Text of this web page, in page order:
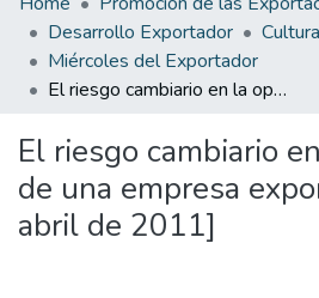
All of DSpace
Statistics
Estadísticas Externas
Desarrollo Exportador
Miércoles del Exportador
El riesgo cambiario en la operación de una empresa exportadora [13 de abril de 2011]
El riesgo cambiario
de una empresa
abril de 2011]